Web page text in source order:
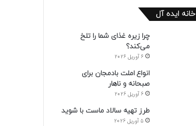
خانه ایده آل
چرا زیره غذای شما را تلخ
می‌کند؟
6 آوریل 2026
انواع املت بادمجان برای
صبحانه و ناهار
6 آوریل 2026
طرز تهیه سالاد ماست با شوید
5 آوریل 2026